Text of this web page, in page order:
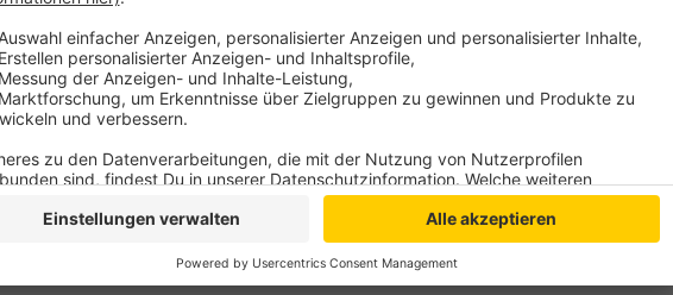
Vorerkankungen aus Emmerich. Aktuell befinden sich
Quarantäne.
Anzeige